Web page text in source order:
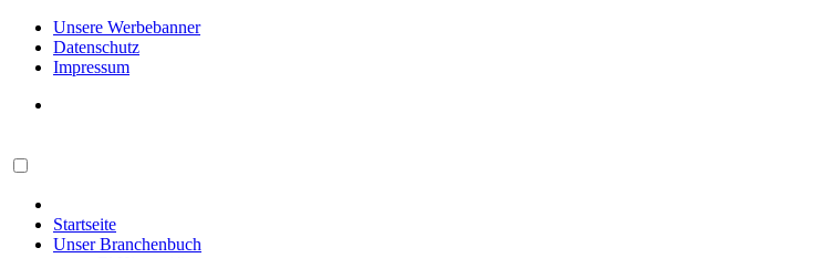
Unsere Werbebanner
Datenschutz
Impressum
Startseite
Unser Branchenbuch